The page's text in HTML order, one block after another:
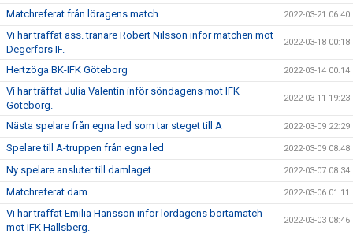
Matchreferat från löragens match 2022-03-21 06:40
Vi har träffat ass. tränare Robert Nilsson inför matchen mot
Degerfors IF.
2022-03-18 00:18
Hertzöga BK-IFK Göteborg 2022-03-14 00:14
Vi har träffat Julia Valentin inför söndagens mot IFK
Göteborg.
2022-03-11 19:23
Nästa spelare från egna led som tar steget till A 2022-03-09 22:29
Spelare till A-truppen från egna led 2022-03-09 08:48
Ny spelare ansluter till damlaget 2022-03-07 08:34
Matchreferat dam 2022-03-06 01:11
Vi har träffat Emilia Hansson inför lördagens bortamatch
mot IFK Hallsberg.
2022-03-03 08:46